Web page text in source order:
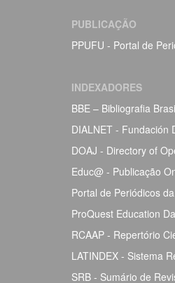
PUBLICAÇÃO
PPUFU - Portal de
INDEXADORES
BBE – Bibliografia
DIALNET - Fundación
DOAJ - Directory of
Educ@ - Publicação
Portal de Periódicos
ProQuest Education
RCAAP - Repertório
LATINDEX - Sistema
SRB - Sumário de